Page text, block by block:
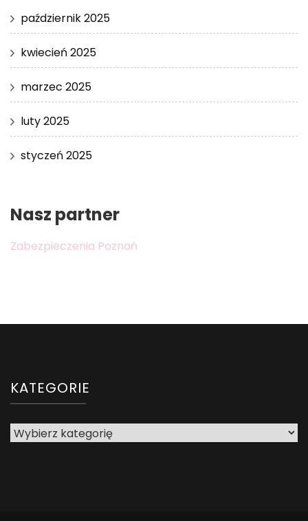
październik 2025
kwiecień 2025
marzec 2025
luty 2025
styczeń 2025
Nasz partner
Zabezpieczenia Poznań
KATEGORIE
Kategorie